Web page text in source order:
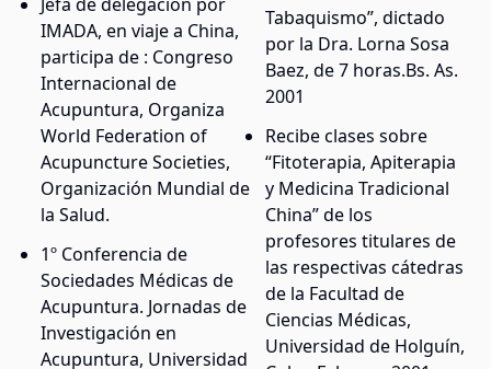
Jefa de delegación por
IMADA, en viaje a China,
participa de : Congreso
Internacional de
Acupuntura, Organiza
World Federation of
Acupuncture Societies,
Organización Mundial de
la Salud.
1º Conferencia de
Sociedades Médicas de
Acupuntura. Jornadas de
Investigación en
Acupuntura, Universidad
Tabaquismo”, dictado
por la Dra. Lorna Sosa
Baez, de 7 horas.Bs. As.
2001
Recibe clases sobre
“Fitoterapia, Apiterapia
y Medicina Tradicional
China” de los
profesores titulares de
las respectivas cátedras
de la Facultad de
Ciencias Médicas,
Universidad de Holguín,